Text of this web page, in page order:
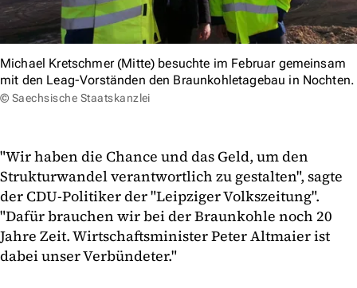
Michael Kretschmer (Mitte) besuchte im Februar gemeinsam
mit den Leag-Vorständen den Braunkohletagebau in Nochten.
© Saechsische Staatskanzlei
"Wir haben die Chance und das Geld, um den
Strukturwandel verantwortlich zu gestalten", sagte
der CDU-Politiker der "Leipziger Volkszeitung".
"Dafür brauchen wir bei der Braunkohle noch 20
Jahre Zeit. Wirtschaftsminister Peter Altmaier ist
dabei unser Verbündeter."